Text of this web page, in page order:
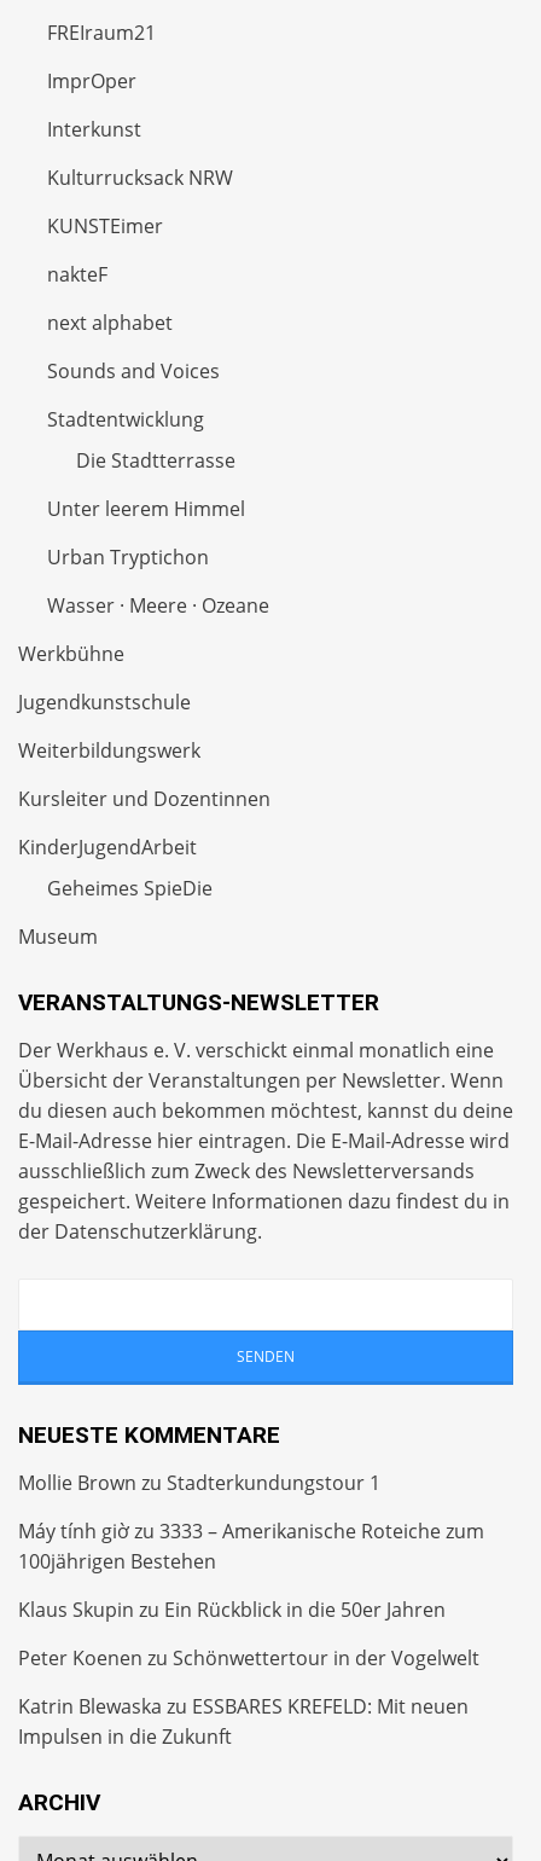
FREIraum21
ImprOper
Interkunst
Kulturrucksack NRW
KUNSTEimer
nakteF
next alphabet
Sounds and Voices
Stadtentwicklung
Die Stadtterrasse
Unter leerem Himmel
Urban Tryptichon
Wasser · Meere · Ozeane
Werkbühne
Jugendkunstschule
Weiterbildungswerk
Kursleiter und Dozentinnen
KinderJugendArbeit
Geheimes SpieDie
Museum
VERANSTALTUNGS-NEWSLETTER
Der Werkhaus e. V. verschickt einmal monatlich eine
Übersicht der Veranstaltungen per Newsletter. Wenn
du diesen auch bekommen möchtest, kannst du deine
E-Mail-Adresse hier eintragen. Die E-Mail-Adresse wird
ausschließlich zum Zweck des Newsletterversands
gespeichert. Weitere Informationen dazu findest du in
der Datenschutzerklärung.
NEUESTE KOMMENTARE
Mollie Brown zu Stadterkundungstour 1
Máy tính giờzu 3333 – Amerikanische Roteiche zum
100jährigen Bestehen
Klaus Skupin zu Ein Rückblick in die 50er Jahren
Peter Koenen zu Schönwettertour in der Vogelwelt
Katrin Blewaska zu ESSBARES KREFELD: Mit neuen
Impulsen in die Zukunft
ARCHIV
Archiv